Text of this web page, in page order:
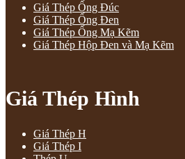
Giá Thép Ống Đúc
Giá Thép Ống Đen
Giá Thép Ống Mạ Kẽm
Giá Thép Hộp Đen và Mạ Kẽm
Giá Thép Hình
Giá Thép H
Giá Thép I